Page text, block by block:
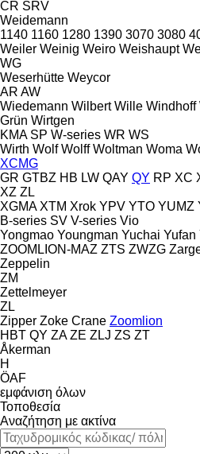
CR SRV
Weidemann
1140 1160 1280 1390 3070 3080
Weiler Weinig Weiro Weishaupt
WG
Weserhütte Weycor
AR AW
Wiedemann Wilbert Wille Windhoff
Grün Wirtgen
KMA SP W-series WR WS
Wirth Wolf Wolff Woltman Woma
XCMG
GR GTBZ HB LW QAY QY RP XC
XZ ZL
XGMA XTM Xrok YPV YTO YUMZ
B-series SV V-series Vio
Yongmao Youngman Yuchai Yufan
ZOOMLION-MAZ ZTS ZWZG
Zeppelin
ZM
Zettelmeyer
ZL
Zipper Zoke Crane Zoomlion
HBT QY ZA ZE ZLJ ZS ZT
Åkerman
H
ÖAF
εμφάνιση όλων
Τοποθεσία
Αναζήτηση με ακτίνα